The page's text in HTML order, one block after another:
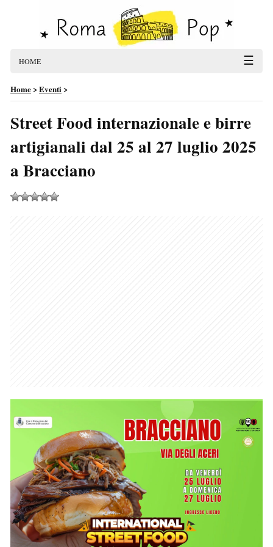
HOME ☰
Home>Eventi>
Street Food internazionale e birre
artigianali dal 25 al 27 luglio 2025
a Bracciano